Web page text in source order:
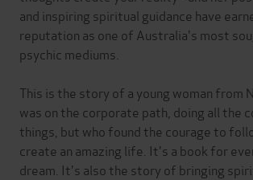
and inspiring spiritual guidance have
reputation as one of Australia's most
psychic mediums.
This is the story of a young woman from
was on the corporate path, doing all the
things, but who found the courage to
create an amazing life. It's a book for
dream. It's also the story of bringing